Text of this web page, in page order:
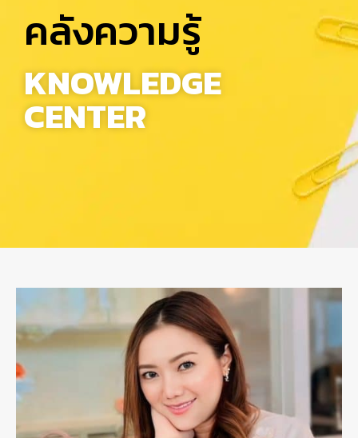
คลังความรู้
KNOWLEDGE
CENTER